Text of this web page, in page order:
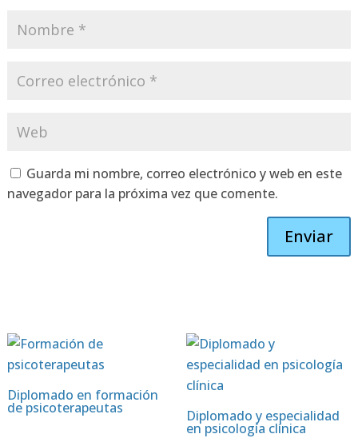
Guarda mi nombre, correo electrónico y web en este
navegador para la próxima vez que comente.
Enviar
Diplomado en formación
de psicoterapeutas Diplomado y especialidad
en psicología clínica